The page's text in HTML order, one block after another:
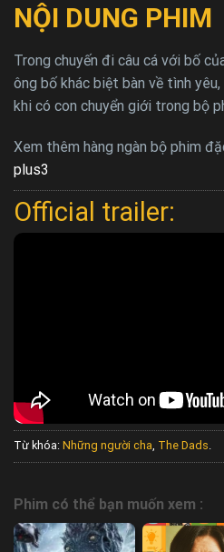
NỘI DUNG PHIM
Trong chuyến đi câu cá với bố
ông bố khác biệt bàn về tình
khi có con chuyển giới trong bộ
Xem thêm hàng ngàn bộ phim
plus3
Official trailer:
Từ khóa: Những người cha The Dads
Phim có thể bạn muốn xem :